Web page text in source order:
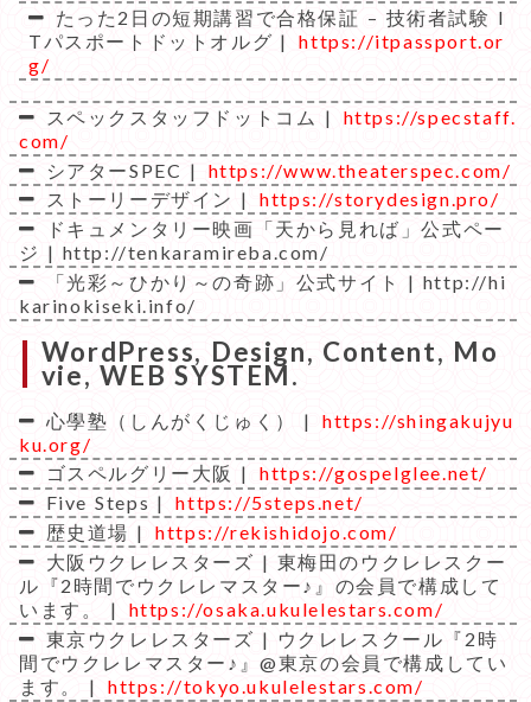
たった2日の短期講習で合格保証 – 技術者試験 I
Tパスポートドットオルグ |
https://itpassport.or
g/
スペックスタッフドットコム |
https://specstaff.
com/
シアターSPEC |
https://www.theaterspec.com/
ストーリーデザイン |
https://storydesign.pro/
ドキュメンタリー映画「天から見れば」公式ペー
ジ | http://tenkaramireba.com/
「光彩～ひかり～の奇跡」公式サイト | http://hi
karinokiseki.info/
WordPress, Design, Content, Mo
vie, WEB SYSTEM.
心學塾（しんがくじゅく） |
https://shingakujyu
ku.org/
ゴスペルグリー大阪 |
https://gospelglee.net/
Five Steps |
https://5steps.net/
歴史道場 |
https://rekishidojo.com/
大阪ウクレレスターズ | 東梅田のウクレレスクー
ル『2時間でウクレレマスター♪』の会員で構成して
います。 |
https://osaka.ukulelestars.com/
東京ウクレレスターズ | ウクレレスクール『2時
間でウクレレマスター♪』@東京の会員で構成してい
ます。 |
https://tokyo.ukulelestars.com/